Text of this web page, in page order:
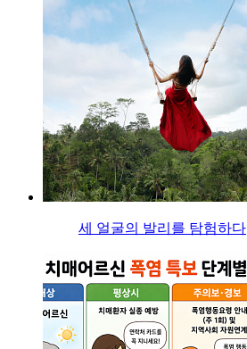
세 얼굴의 발리를 탐험하다